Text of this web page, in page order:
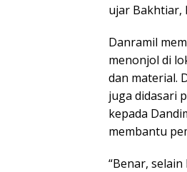
ujar Bakhtiar,
Danramil
menonjol di
dan material.
juga didasari
kepada
membantu
“Benar,